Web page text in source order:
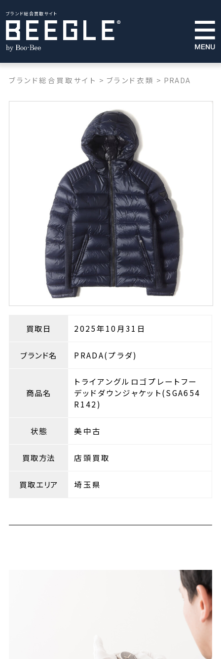
ブランド総合買取サイト
ブランド総合買取サイト > ブランド衣類 > PRADA
買取日 2025年10月31日
ブランド名 PRADA(プラダ)
商品名
トライアングルロゴプレートフー
デッドダウンジャケット(SGA654
R142)
状態 美中古
買取方法 店頭買取
買取エリア 埼玉県